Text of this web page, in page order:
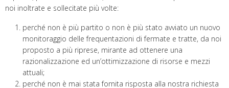
noi inoltrate e sollecitate più volte:
perché non è più partito o non è più stato avviato un nuovo
monitoraggio delle frequentazioni di fermate e tratte, da noi
proposto a più riprese, mirante ad ottenere una
razionalizzazione ed un’ottimizzazione di risorse e mezzi
attuali;
perché non è mai stata fornita risposta alla nostra richiesta